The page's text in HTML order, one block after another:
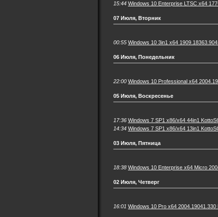
15:44 Windows 10 Enterprise LTSC x64
07 Июля, Вторник
00:55 Windows 10 3in1 x64
06 Июля, Понедельник
22:00 Windows 10 Professional x64
05 Июля, Воскресенье
17:36 Windows 7 SP1 x86/x64 44in1
14:34 Windows 7 SP1 x86/x64 13in1
03 Июля, Пятница
18:38 Windows 10 Enterprise x64 Micro
02 Июля, Четверг
16:01 Windows 10 Pro x64 2004.19041.330